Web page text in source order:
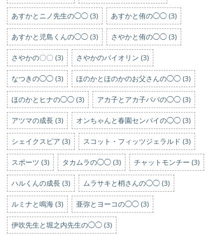
あすかとニノ先生の◯◯ (3) あすかと侑の◯◯ (3)
あすかと児島くんの◯◯ (3) さやかと侑の◯◯ (3)
さやかの〇〇 (3) さやかのバイオリン (3)
なつきの◯◯ (3) ほのかとほのかのお父さんの◯◯ (3)
ほのかとヒナの◯◯ (3) アカ子とアカ子パパの◯◯ (3)
アツマの成長 (3) オンちゃんと春園センパイの◯◯ (3)
シェイクスピア (3) スコット・フィッツジェラルド (3)
スポーツ (3) タカムラの◯◯ (3) チャットモンチー (3)
ハルくんの成長 (3) ムラサキと梢さんの◯◯ (3)
ルミナと鳴海 (3) 亜弥とヨーコの◯◯ (3)
伊吹先生と堀之内先生の◯◯ (3)